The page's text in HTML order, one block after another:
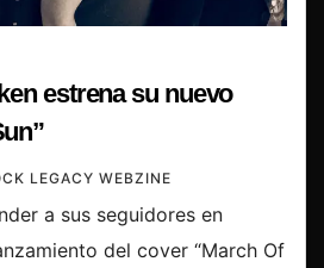
estrena su nuevo
LEGACY WEBZINE
a sus seguidores en
del cover “March Of